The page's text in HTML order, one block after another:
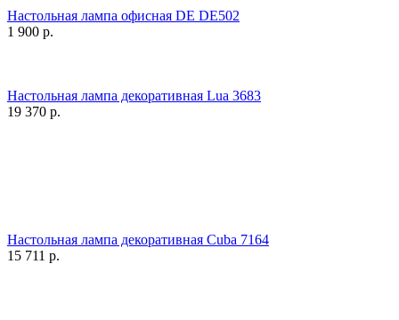
Настольная лампа офисная DE DE502
1 900 р.
Настольная лампа декоративная Lua 3683
19 370 р.
Настольная лампа декоративная Cuba 7164
15 711 р.